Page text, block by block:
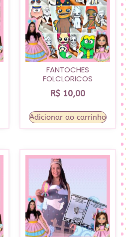
FANTOCHES
FOLCLORICOS
R$ 10,00
Adicionar ao carrinho